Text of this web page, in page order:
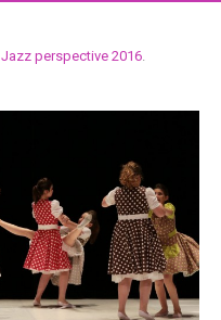
Jazz perspective 2016.